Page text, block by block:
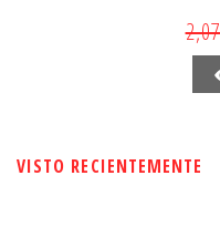
VISTO RECIENTEMENTE